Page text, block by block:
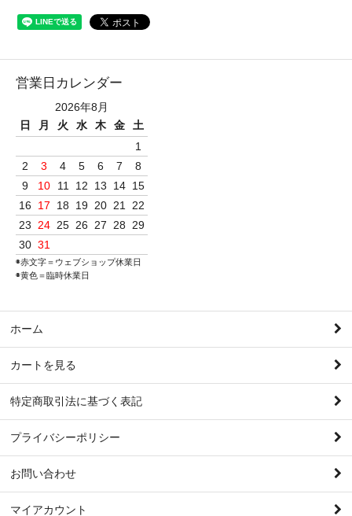
営業日カレンダー
2026年8月
日
月 火 水 木 金
土
1
2
3 4 5 6 7
8
9
10 11 12 13 14 15
16
17 18 19 20 21
22
23
24 25 26 27 28
29
30 31
◉赤文字＝ウェブショップ休業日
◉黄色＝臨時休業日
ホーム
カートを見る
特定商取引法に基づく表記
プライバシーポリシー
お問い合わせ
マイアカウント